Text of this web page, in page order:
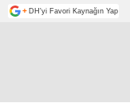
+ DH'yi Favori Kaynağın Yap